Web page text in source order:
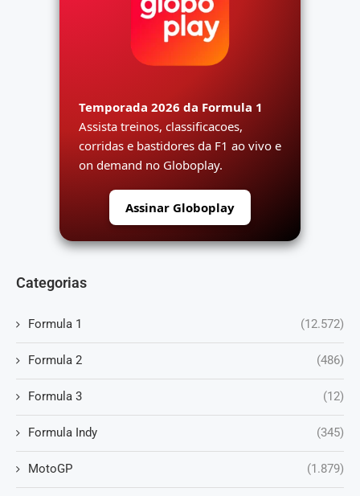
Temporada 2026 da Formula 1
Assista treinos, classificacoes,
corridas e bastidores da F1 ao vivo e
on demand no Globoplay.
Assinar Globoplay
Categorias
Formula 1 (12.572)
Formula 2 (486)
Formula 3 (12)
Formula Indy (345)
MotoGP (1.879)